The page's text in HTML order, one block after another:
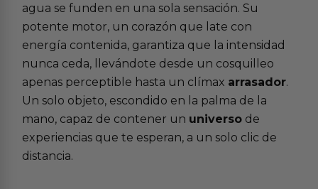
agua se funden en una sola sensación. Su
potente motor, un corazón que late con
energía contenida, garantiza que la intensidad
nunca ceda, llevándote desde un cosquilleo
apenas perceptible hasta un clímax arrasador.
Un solo objeto, escondido en la palma de la
mano, capaz de contener un universo de
experiencias que te esperan, a un solo clic de
distancia.